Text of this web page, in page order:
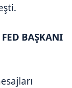
BAŞKANI